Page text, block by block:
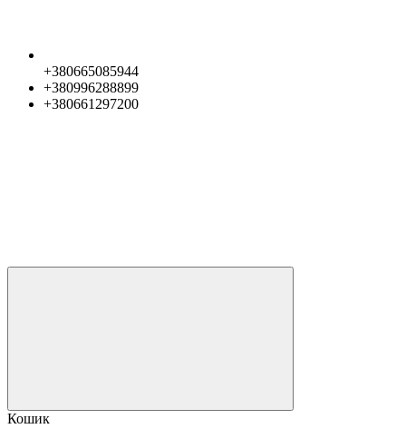
+380665085944
+380996288899
+380661297200
Кошик